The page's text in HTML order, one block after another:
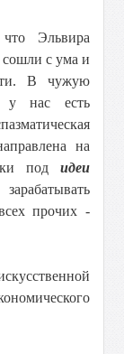
Эльвира
с ума и
В чужую
у нас есть
на
под идеи
прочих -